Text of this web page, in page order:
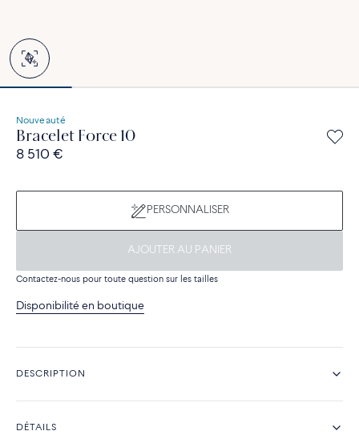
Nouveauté
Bracelet Force 10
8 510 €
PERSONNALISER
AJOUTER AU PANIER
Contactez-nous pour toute question sur les tailles
Disponibilité en boutique
DESCRIPTION
DÉTAILS